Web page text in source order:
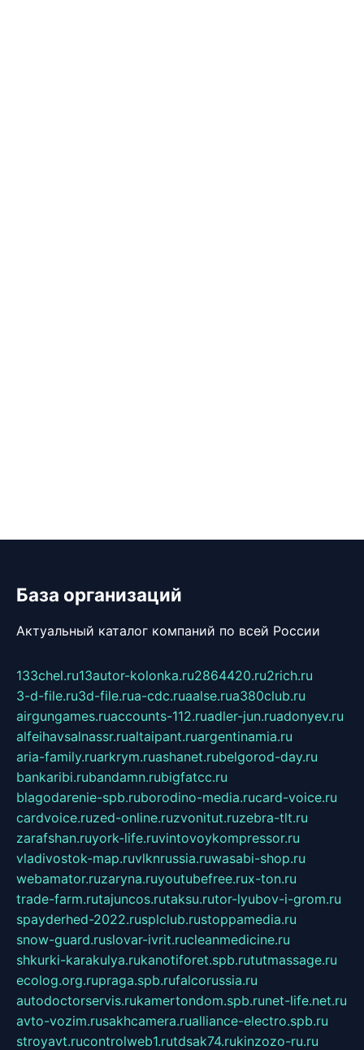
База организаций
Актуальный каталог компаний по всей России
133chel.ru13autor-kolonka.ru2864420.ru2rich.ru
3-d-file.ru3d-file.rua-cdc.ruaalse.rua380club.ru
airgungames.ruaccounts-112.ruadler-jun.ruadonyev.ru
alfeihavsalnassr.rualtaipant.ruargentinamia.ru
aria-family.ruarkrym.ruashanet.rubelgorod-day.ru
bankaribi.rubandamn.rubigfatcc.ru
blagodarenie-spb.ruborodino-media.rucard-voice.ru
cardvoice.ruzed-online.ruzvonitut.ruzebra-tlt.ru
zarafshan.ruyork-life.ruvintovoykompressor.ru
vladivostok-map.ruvlknrussia.ruwasabi-shop.ru
webamator.ruzaryna.ruyoutubefree.rux-ton.ru
trade-farm.rutajuncos.rutaksu.rutor-lyubov-i-grom.ru
spayderhed-2022.rusplclub.rustoppamedia.ru
snow-guard.ruslovar-ivrit.rucleanmedicine.ru
shkurki-karakulya.rukanotiforet.spb.rututmassage.ru
ecolog.org.rupraga.spb.rufalcorussia.ru
autodoctorservis.rukamertondom.spb.runet-life.net.ru
avto-vozim.rusakhcamera.rualliance-electro.spb.ru
stroyavt.rucontrolweb1.rutdsak74.rukinzozo-ru.ru